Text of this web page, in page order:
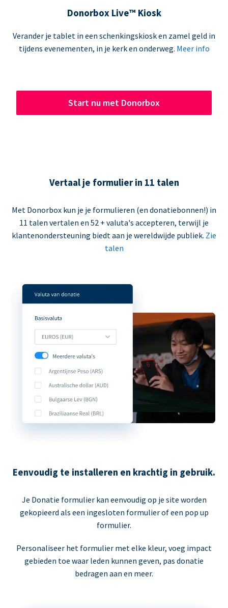
Donorbox Live™ Kiosk
Verander je tablet in een schenkingskiosk en zamel geld in
tijdens evenementen, in je kerk en onderweg. Meer info
Start nu met Donorbox
Vertaal je formulier in 11 talen
Met Donorbox kun je je formulieren (en donatiebonnen!) in
11 talen vertalen en 52 + valuta's accepteren, terwijl je
klantenondersteuning biedt aan je wereldwijde publiek. Zie
talen
Eenvoudig te installeren en krachtig in gebruik.
Je Donatie formulier kan eenvoudig op je site worden
gekopieerd als een ingesloten formulier of een pop up
formulier.
Personaliseer het formulier met elke kleur, voeg impact
gebieden toe waar leden kunnen geven, pas donatie
bedragen aan en meer.